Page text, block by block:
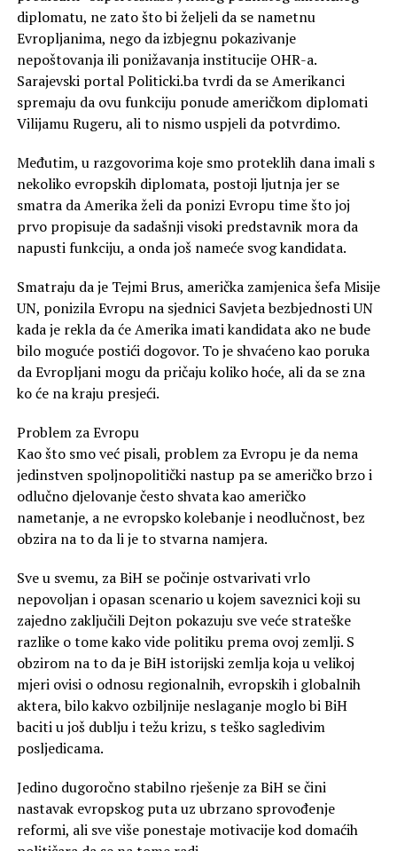
diplomatu, ne zato što bi željeli da se nametnu
Evropljanima, nego da izbjegnu pokazivanje
nepoštovanja ili ponižavanja institucije OHR-a.
Sarajevski portal Politicki.ba tvrdi da se Amerikanci
spremaju da ovu funkciju ponude američkom diplomati
Vilijamu Rugeru, ali to nismo uspjeli da potvrdimo.
Međutim, u razgovorima koje smo proteklih dana imali s
nekoliko evropskih diplomata, postoji ljutnja jer se
smatra da Amerika želi da ponizi Evropu time što joj
prvo propisuje da sadašnji visoki predstavnik mora da
napusti funkciju, a onda još nameće svog kandidata.
Smatraju da je Tejmi Brus, američka zamjenica šefa Misije
UN, ponizila Evropu na sjednici Savjeta bezbjednosti UN
kada je rekla da će Amerika imati kandidata ako ne bude
bilo moguće postići dogovor. To je shvaćeno kao poruka
da Evropljani mogu da pričaju koliko hoće, ali da se zna
ko će na kraju presjeći.
Problem za Evropu
Kao što smo već pisali, problem za Evropu je da nema
jedinstven spoljnopolitički nastup pa se američko brzo i
odlučno djelovanje često shvata kao američko
nametanje, a ne evropsko kolebanje i neodlučnost, bez
obzira na to da li je to stvarna namjera.
Sve u svemu, za BiH se počinje ostvarivati vrlo
nepovoljan i opasan scenario u kojem saveznici koji su
zajedno zaključili Dejton pokazuju sve veće strateške
razlike o tome kako vide politiku prema ovoj zemlji. S
obzirom na to da je BiH istorijski zemlja koja u velikoj
mjeri ovisi o odnosu regionalnih, evropskih i globalnih
aktera, bilo kakvo ozbiljnije neslaganje moglo bi BiH
baciti u još dublju i težu krizu, s teško sagledivim
posljedicama.
Jedino dugoročno stabilno rješenje za BiH se čini
nastavak evropskog puta uz ubrzano sprovođenje
reformi, ali sve više ponestaje motivacije kod domaćih